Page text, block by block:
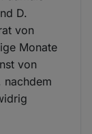
D.
von
Monate
von
nachdem